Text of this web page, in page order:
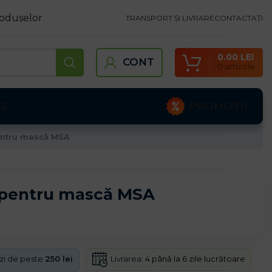
TRANSPORT ȘI LIVRARECONTACTAȚI
CONT 0 articole
0.00 LEI
mască MSA
mască MSA
de peste 250 lei Livrarea: 4 până la 6 zile lucrătoare